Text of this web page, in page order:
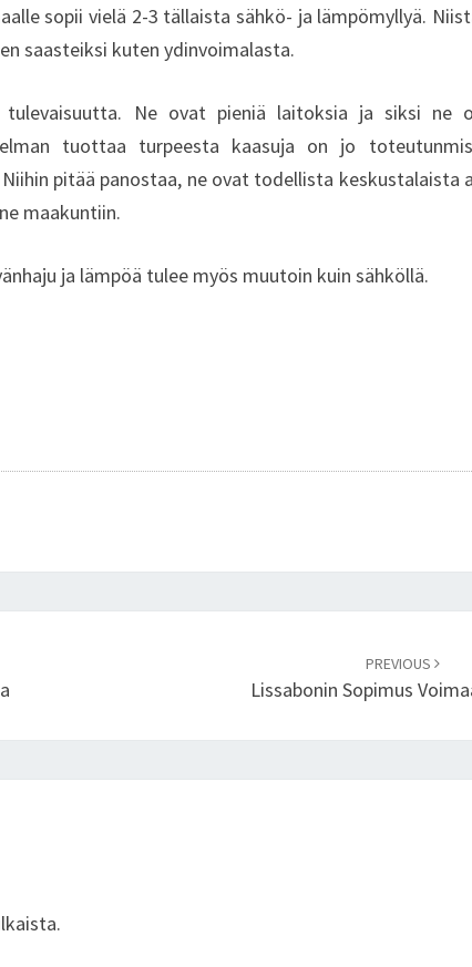
A
T
P
S
T
Y
V
A
K
sopii vielä 2-3 tällaista sähkö- ja lämpömyllyä.
saasteiksi kuten ydinvoimalasta.
tulevaisuutta. Ne ovat pieniä laitoksia ja siksi ne
tuottaa turpeesta kaasuja on jo
pitää panostaa, ne ovat todellista keskustalaista
maakuntiin.
ja lämpöä tulee myös muutoin kuin sähköllä.
PREVIOUS
Lissabonin Sopimus